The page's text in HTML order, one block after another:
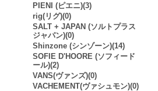
PIENI (ピエニ)(3)
rig(リグ)(0)
SALT + JAPAN (ソルトプラス
ジャパン)(0)
Shinzone (シンゾーン)(14)
SOFIE D'HOORE (ソフィード
ール)(2)
VANS(ヴァンズ)(0)
VACHEMENT(ヴァシュモン)(0)